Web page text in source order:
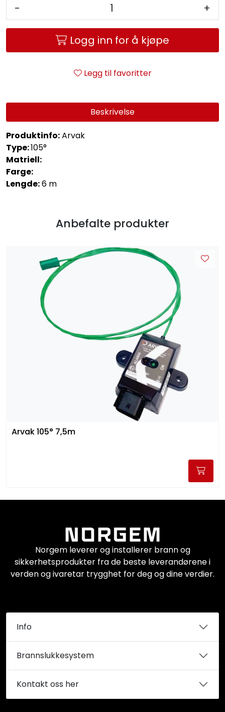
- +
Logg inn for å kjøpe
Legg til favoritter
Beskrivelse
Produktinfo:Arvak
Type:105°
Matriell:
Farge:
Lengde:6 m
Anbefalte produkter
Arvak 105° 7,5m
Norgem leverer og installerer brann og
sikkerhetsprodukter fra de beste leverandørene i
verden og ivaretar trygghet for deg og dine verdier.
Info
Brannslukkesystem
Kontakt oss her